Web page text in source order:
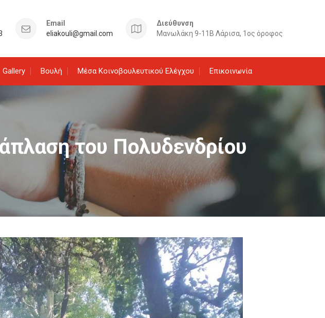
Email
eliakouli@gmail.com
Διεύθυνση
Μανωλάκη 9-11Β Λάρισα, 1ος όροφος
Gallery Βουλή Μέσα Κοινοβουλευτικού Ελέγχου Επικοινωνία
του Πολυδενδρίου